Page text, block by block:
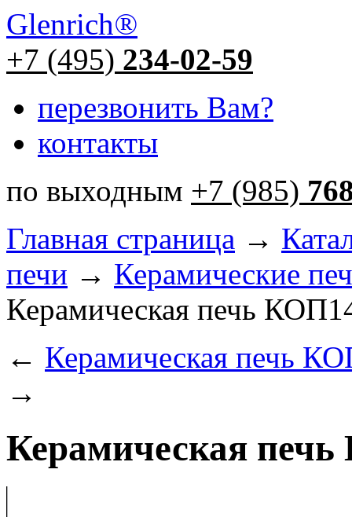
Glenrich®
+7 (495) 234-02-59
перезвонить Вам?
контакты
по выходным +7 (985)
Главная страница →
печи → Керамические
Керамическая печь
← Керамическая печь
→
Керамическая